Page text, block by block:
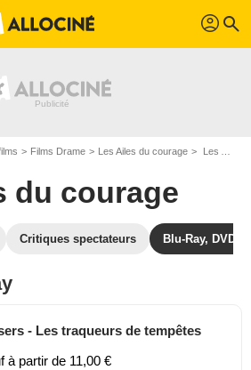
profil search
Films Drame Les Ailes du courage Les Ailes du courage en DVD Blu Ray
du courage
Critiques spectateurs Blu-Ray, DVD
- Les traqueurs de tempêtes
à partir de 11,00 €